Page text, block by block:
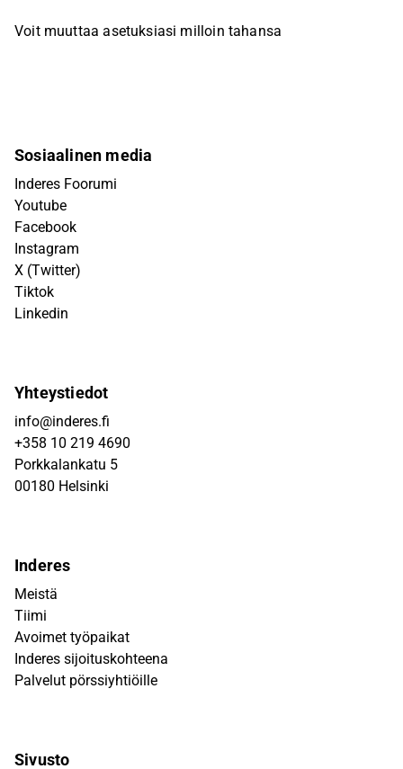
Voit muuttaa asetuksiasi milloin tahansa
Sosiaalinen media
Inderes Foorumi
Youtube
Facebook
Instagram
X (Twitter)
Tiktok
Linkedin
Yhteystiedot
info@inderes.fi
+358 10 219 4690
Porkkalankatu 5
00180 Helsinki
Inderes
Meistä
Tiimi
Avoimet työpaikat
Inderes sijoituskohteena
Palvelut pörssiyhtiöille
Sivusto